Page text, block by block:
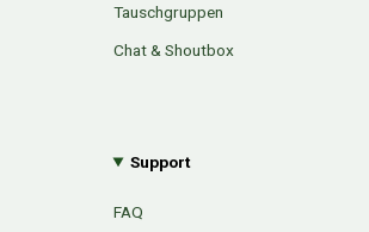
Tauschgruppen
Chat & Shoutbox
Support
FAQ